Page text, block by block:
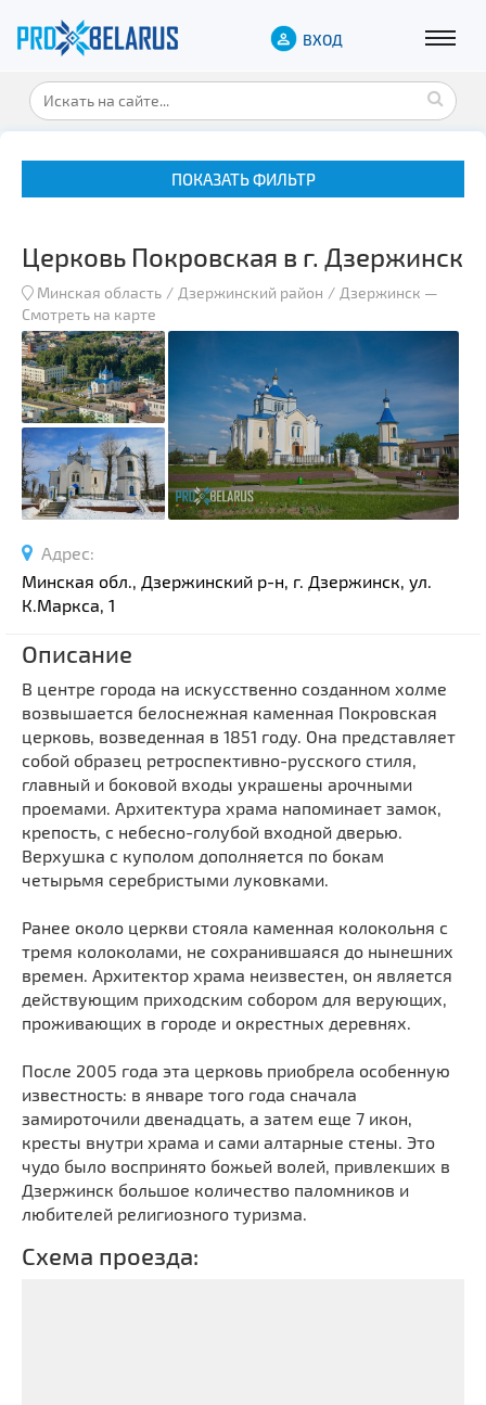
ВХОД
ПОКАЗАТЬ ФИЛЬТР
Музеи
Замки и дворцы
Военная история
Гражданская архитектура
Спортивные сооружения
Ратуши
Родовые усадьбы
Национальные парки и заказники
Озера и водоемы
Памятники археологии
Памятники геодезии
Памятники природы
Памятники известным людям
Церкви
Монастыри
Костелы
Мечети
Синагоги
Кладбище
Культурные центры
Галереи
Выберите область
Выберите район
Выберите населенный пункт
Выберите направление
Церковь Покровская в г. Дзержинск
Минская область Дзержинский район Дзержинск —
Смотреть на карте
Адрес:
Минская обл., Дзержинский р-н, г. Дзержинск, ул.
К.Маркса, 1
Описание
В центре города на искусственно созданном холме
возвышается белоснежная каменная Покровская
церковь, возведенная в 1851 году. Она представляет
собой образец ретроспективно-русского стиля,
главный и боковой входы украшены арочными
проемами. Архитектура храма напоминает замок,
крепость, с небесно-голубой входной дверью.
Верхушка с куполом дополняется по бокам
четырьмя серебристыми луковками.
Ранее около церкви стояла каменная колокольня с
тремя колоколами, не сохранившаяся до нынешних
времен. Архитектор храма неизвестен, он является
действующим приходским собором для верующих,
проживающих в городе и окрестных деревнях.
После 2005 года эта церковь приобрела особенную
известность: в январе того года сначала
замироточили двенадцать, а затем еще 7 икон,
кресты внутри храма и сами алтарные стены. Это
чудо было воспринято божьей волей, привлекших в
Дзержинск большое количество паломников и
любителей религиозного туризма.
Схема проезда: